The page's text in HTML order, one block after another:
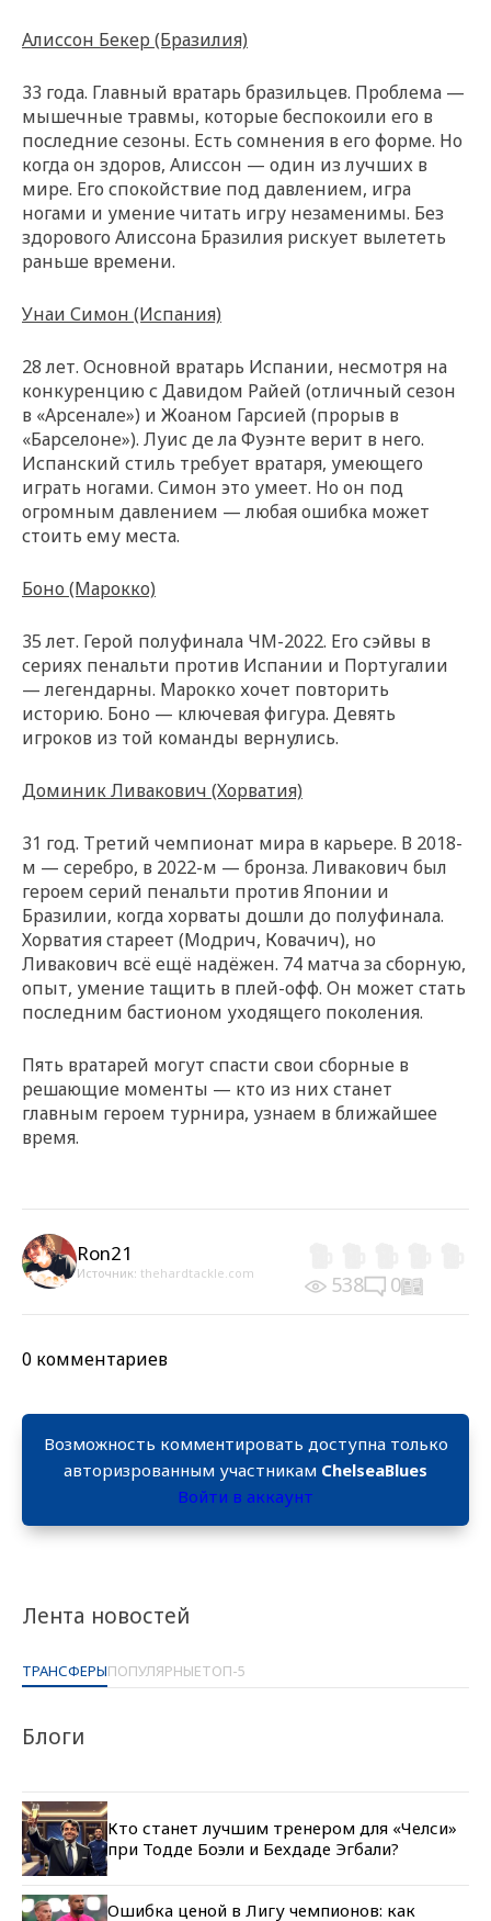
Лента новостей
ТРАНСФЕРЫПОПУЛЯРНЫЕТОП-5
Блоги
Кто станет лучшим тренером для «Челси»
при Тодде Боэли и Бехдаде Эгбали?
Ошибка ценой в Лигу чемпионов: как
Алиссон Бекер (Бразилия)
33 года. Главный вратарь бразильцев. Проблема —
мышечные травмы, которые беспокоили его в
последние сезоны. Есть сомнения в его форме. Но
когда он здоров, Алиссон — один из лучших в
мире. Его спокойствие под давлением, игра
ногами и умение читать игру незаменимы. Без
здорового Алиссона Бразилия рискует вылететь
раньше времени.
Унаи Симон (Испания)
28 лет. Основной вратарь Испании, несмотря на
конкуренцию с Давидом Райей (отличный сезон
в «Арсенале») и Жоаном Гарсией (прорыв в
«Барселоне»). Луис де ла Фуэнте верит в него.
Испанский стиль требует вратаря, умеющего
играть ногами. Симон это умеет. Но он под
огромным давлением — любая ошибка может
стоить ему места.
Боно (Марокко)
35 лет. Герой полуфинала ЧМ-2022. Его сэйвы в
сериях пенальти против Испании и Португалии
— легендарны. Марокко хочет повторить
историю. Боно — ключевая фигура. Девять
игроков из той команды вернулись.
Доминик Ливакович (Хорватия)
31 год. Третий чемпионат мира в карьере. В 2018-
м — серебро, в 2022-м — бронза. Ливакович был
героем серий пенальти против Японии и
Бразилии, когда хорваты дошли до полуфинала.
Хорватия стареет (Модрич, Ковачич), но
Ливакович всё ещё надёжен. 74 матча за сборную,
опыт, умение тащить в плей-офф. Он может стать
последним бастионом уходящего поколения.
Пять вратарей могут спасти свои сборные в
решающие моменты — кто из них станет
главным героем турнира, узнаем в ближайшее
время.
Ron21
Источник: thehardtackle.com 538 0
0 комментариев
Возможность комментировать доступна только
авторизрованным участникам ChelseaBlues
Войти в аккаунт